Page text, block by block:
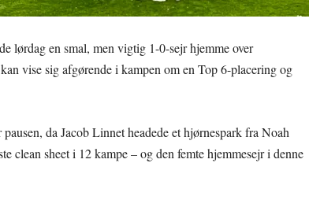
lørdag en smal, men vigtig 1-0-sejr hjemme over
vise sig afgørende i kampen om en Top 6-placering og
da Jacob Linnet headede et hjørnespark fra Noah
clean sheet i 12 kampe – og den femte hjemmesejr i denne